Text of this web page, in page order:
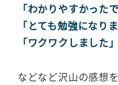
「わかりやすかった
「とても勉強になり
「ワクワクしました」
などなど沢山の感想